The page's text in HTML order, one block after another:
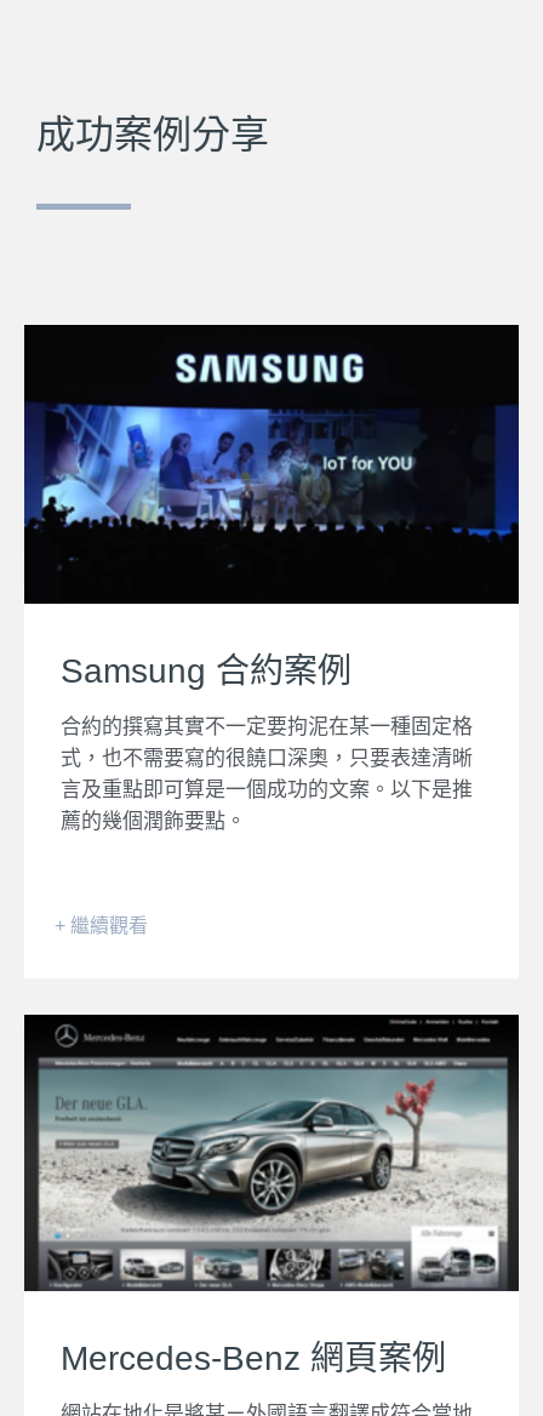
成功案例分享
Samsung 合約案例
合約的撰寫其實不一定要拘泥在某一種固定格
式，也不需要寫的很饒口深奧，只要表達清晰
言及重點即可算是一個成功的文案。以下是推
薦的幾個潤飾要點。
+ 繼續觀看
Mercedes-Benz 網頁案例